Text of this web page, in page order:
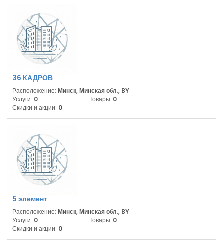
36 КАДРОВ
Расположение: Минск, Минская обл., BY
Услуги: 0 Товары: 0
Скидки и акции: 0
5 элемент
Расположение: Минск, Минская обл., BY
Услуги: 0 Товары: 0
Скидки и акции: 0